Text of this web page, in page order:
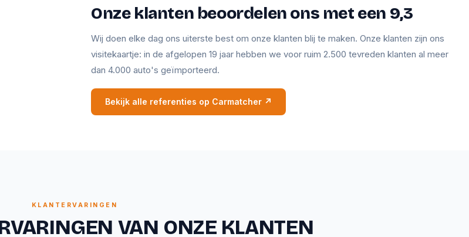
Onze klanten beoordelen ons met een 9,3
Wij doen elke dag ons uiterste best om onze klanten blij te maken. Onze klanten zijn ons
visitekaartje: in de afgelopen 19 jaar hebben we voor ruim 2.500 tevreden klanten al meer
dan 4.000 auto's geïmporteerd.
Bekijk alle referenties op Carmatcher ↗
KLANTERVARINGEN
VAN ONZE KLANTEN